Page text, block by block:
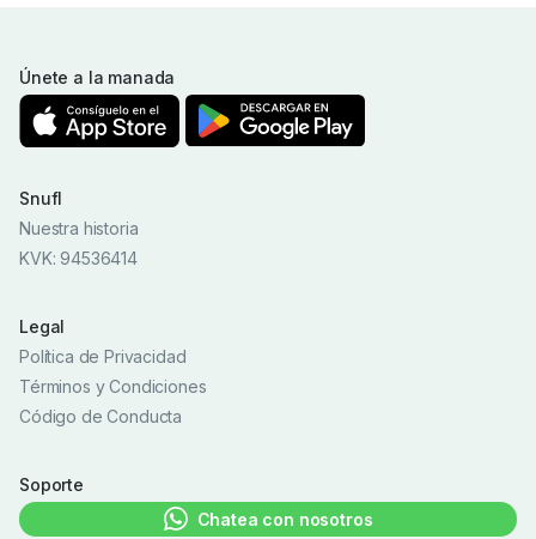
Únete a la manada
Snufl
Nuestra historia
KVK: 94536414
Legal
Política de Privacidad
Términos y Condiciones
Código de Conducta
Soporte
Chatea con nosotros